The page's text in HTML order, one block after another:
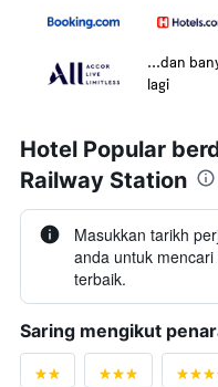
...dan
lagi
Hotel Popular
Railway Station
Masukkan tarikh
anda untuk
terbaik.
Saring mengikut